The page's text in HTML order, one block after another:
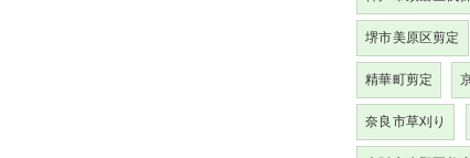
堺市美原区剪定
精華町剪定
奈良市草刈り